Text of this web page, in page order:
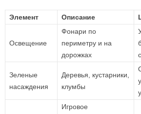
Элемент Описание
Освещение
Фонари по
периметру и на
дорожках
Зеленые
насаждения
Деревья, кустарники,
клумбы
Игровое